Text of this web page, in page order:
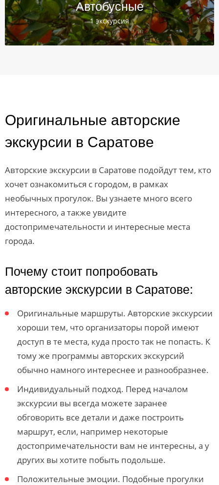
Автобусные
1 экскурсия
Оригинальные авторские
экскурсии в Саратове
Авторские экскурсии в Саратове подойдут тем, кто
хочет ознакомиться с городом, в рамках
необычных прогулок. Вы узнаете много всего
интересного, а также увидите
достопримечательности и интересные места
города.
Почему стоит попробовать
авторские экскурсии в Саратове:
Оригинальные маршруты. Авторские экскурсии
хороши тем, что организаторы порой имеют
доступ в те места, куда просто так не попасть. К
тому же программы авторских экскурсий
обычно намного интереснее и разнообразнее.
Индивидуальный подход. Перед началом
экскурсии вы всегда можете заранее
обговорить все детали и даже построить
маршрут, если, например некоторые
достопримечательности вам не интересны, а у
других вы хотите побыть подольше.
Положительные эмоции. Подобные прогулки